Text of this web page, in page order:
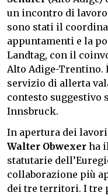
un incontro di
sono stati il
appuntamenti e la
Landtag, con il
Alto Adige-Trentino.
servizio di allerta
contesto suggestivo
Innsbruck.
In apertura dei
Walter Obwexer ha
statutarie
collaborazione più
dei tre territori. I tre